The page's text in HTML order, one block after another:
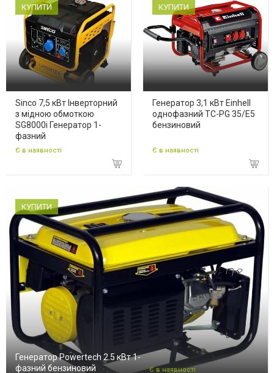
КУПИТИ
Sinco 7,5 кВт Інверторний
з мідною обмоткою
SG8000i Генератор 1-
фазний
Є в наявності
КУПИТИ
Генератор 3,1 кВт Einhell
однофазний TC-PG 35/E5
бензиновий
Є в наявності
КУПИТИ
Генератор Powertech 2.5 кВт 1-
фазний бензиновий
Є в наявності